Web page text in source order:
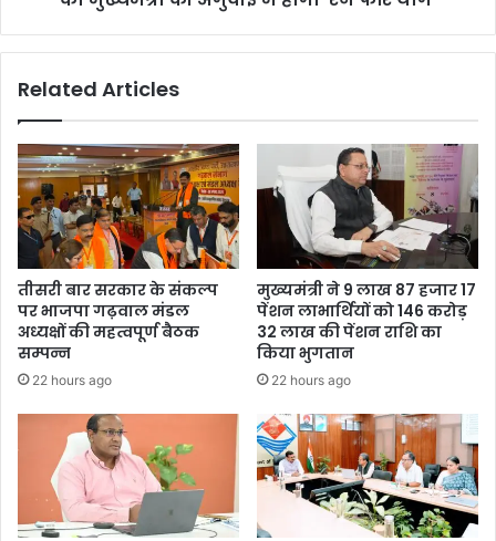
Related Articles
तीसरी बार सरकार के संकल्प
पर भाजपा गढ़वाल मंडल
अध्यक्षों की महत्वपूर्ण बैठक
सम्पन्न
22 hours ago
मुख्यमंत्री ने 9 लाख 87 हजार 17
पेंशन लाभार्थियों को 146 करोड़
32 लाख की पेंशन राशि का
किया भुगतान
22 hours ago